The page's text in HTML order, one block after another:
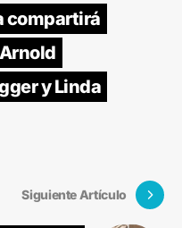
compartirá
y Linda
Siguiente Artículo